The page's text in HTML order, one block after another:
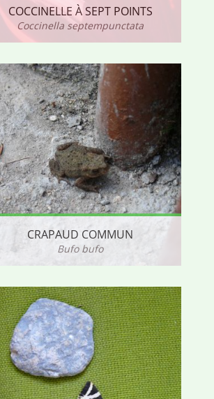
COCCINELLE À SEPT POINTS
Coccinella septempunctata
CRAPAUD COMMUN
Bufo bufo